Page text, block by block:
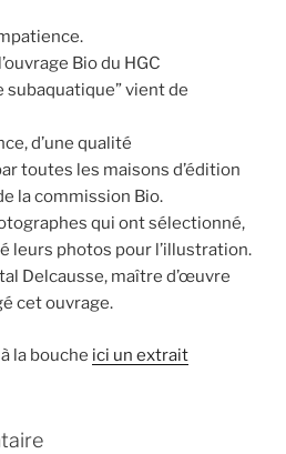
Bio du HGC
subaquatique” vient de
d’une qualité
toutes les maisons d’édition
la commission Bio.
qui ont sélectionné,
leurs photos pour l’illustration.
Delcausse, maître d’œuvre
cet ouvrage.
la bouche ici un extrait